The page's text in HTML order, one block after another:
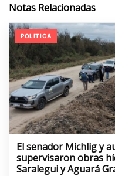
Notas Relacionadas
POLITICA
El senador Michlig y
supervisaron obras
Saralegui y Aguará